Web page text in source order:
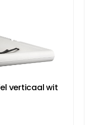
verticaal wit